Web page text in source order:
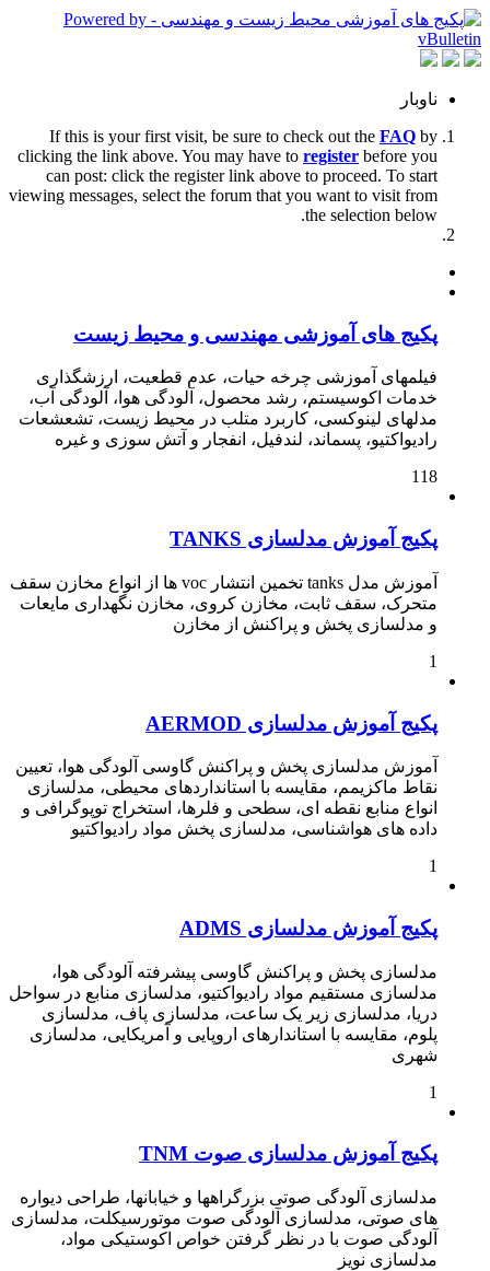
ناوبار
If this is your first visit, be sure to check out the FAQ by
clicking the link above. You may have to register before you
can post: click the register link above to proceed. To start
viewing messages, select the forum that you want to visit from
the selection below.
پکیج های آموزشی مهندسی و محیط زیست
فیلمهای آموزشی چرخه حیات، عدم قطعیت، ارزشگذاری
خدمات اکوسیستم، رشد محصول، آلودگی هوا، آلودگی آب،
مدلهای لینوکسی، کاربرد متلب در محیط زیست، تشعشعات
رادیواکتیو، پسماند، لندفیل، انفجار و آتش سوزی و غیره
118
پکیج آموزش مدلسازی TANKS
آموزش مدل tanks تخمین انتشار voc ها از انواع مخازن سقف
متحرک، سقف ثابت، مخازن کروی، مخازن نگهداری مایعات
و مدلسازی پخش و پراکنش از مخازن
1
پکیج آموزش مدلسازی AERMOD
آموزش مدلسازی پخش و پراکنش گاوسی آلودگی هوا، تعیین
نقاط ماکزیمم، مقایسه با استانداردهای محیطی، مدلسازی
انواع منابع نقطه ای، سطحی و فلرها، استخراج توپوگرافی و
داده های هواشناسی، مدلسازی پخش مواد رادیواکتیو
1
پکیج آموزش مدلسازی ADMS
مدلسازی پخش و پراکنش گاوسی پیشرفته آلودگی هوا،
مدلسازی مستقیم مواد رادیواکتیو، مدلسازی منابع در سواحل
دریا، مدلسازی زیر یک ساعت، مدلسازی پاف، مدلسازی
پلوم، مقایسه با استاندارهای اروپایی و آمریکایی، مدلسازی
شهری
1
پکیج آموزش مدلسازی صوت TNM
مدلسازی آلودگی صوتی بزرگراهها و خیابانها، طراحی دیواره
های صوتی، مدلسازی آلودگی صوت موتورسیکلت، مدلسازی
آلودگی صوت با در نظر گرفتن خواص اکوستیکی مواد،
مدلسازی نویز